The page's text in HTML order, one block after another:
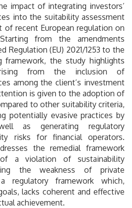
impact of integrating investors’
into the suitability assessment
recent European regulation on
from the amendments
Regulation (EU) 2021/1253 to the
framework, the study highlights
from the inclusion of
among the client’s investment
is given to the adoption of
to other suitability criteria,
potentially evasive practices by
as generating regulatory
risks for financial operators.
the remedial framework
a violation of sustainability
the weakness of private
regulatory framework which,
lacks coherent and effective
achievement.